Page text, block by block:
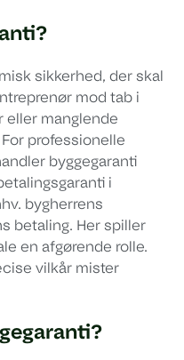
sikkerhed, der skal
mod tab i
eller manglende
professionelle
byggegaranti
i
bygherrens
betaling. Her spiller
en afgørende rolle.
vilkår mister